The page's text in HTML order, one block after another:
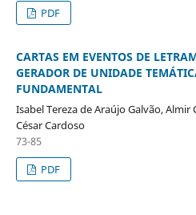
PDF
CARTAS EM EVENTOS DE
GERADOR DE UNIDADE
FUNDAMENTAL
Isabel Tereza de Araújo Galvão, Almir
César Cardoso
73-85
PDF